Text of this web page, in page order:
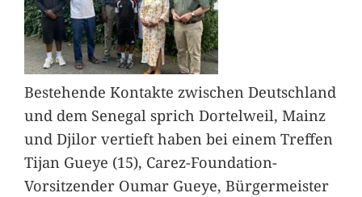
Bestehende Kontakte zwischen Deutschland
und dem Senegal sprich Dortelweil, Mainz
und Djilor vertieft haben bei einem Treffen
Tijan Gueye (15), Carez-Foundation-
Vorsitzender Oumar Gueye, Bürgermeister